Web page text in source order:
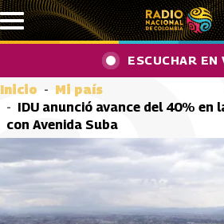
Pasar al contenido principal
ESCUCHAR EN
Inicio
Mi país
IDU anunció avance del 40% en
con Avenida Suba